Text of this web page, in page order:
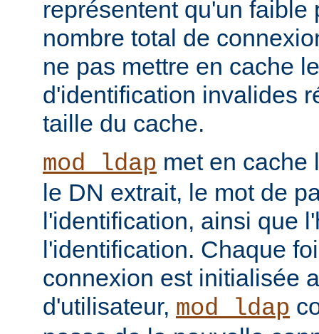
représentent qu'un faible
nombre total de
ne pas mettre en cache
d'identification invalides
taille du cache.
mod_ldap met en cache
le DN extrait, le mot de
l'identification, ainsi que
l'identification. Chaque
connexion est initialisée
d'utilisateur, mod_ldap